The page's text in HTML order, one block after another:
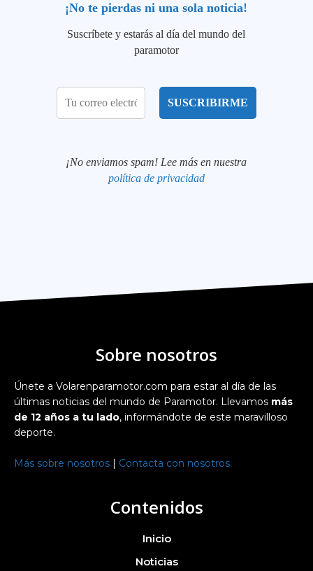
¡No te pierdas ni una sola noticia!
Suscríbete y estarás al día del mundo del
paramotor
¡No enviamos spam! Lee más en nuestra
política de privacidad
Sobre nosotros
Únete a Volarenparamotor.com para estar al día de las
últimas noticias del mundo de Paramotor. Llevamos más
de 12 años a tu lado, informándote de este maravilloso
deporte.
Más sobre nosotros | Contacta con nosotros
Contenidos
Inicio
Noticias